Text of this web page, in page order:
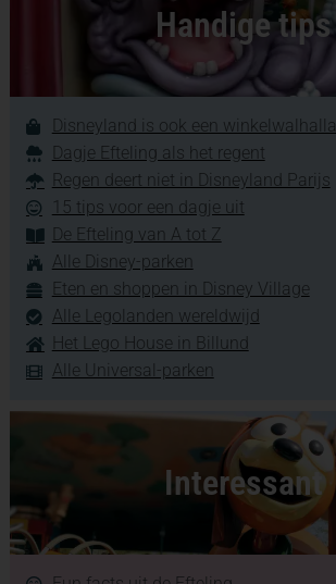
Handige tips
Disneyland is ook een winkelwalhalla
Dagje Efteling als het regent
Regen deert niet in Disneyland Parijs
15 tips voor een dagje uit
De Efteling van A tot Z
Alle Disney-parken
Eten en shoppen in Disney Village
Alle Legolanden wereldwijd
Het Lego House in Billund
Alle Universal-parken
Interessant